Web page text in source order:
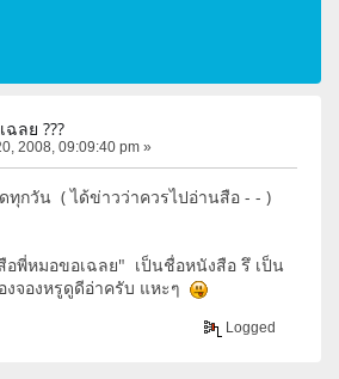
ลย ???
2008, 09:09:40 pm »
ทุกวัน ( ได้ข่าวว่าควรไปอ่านสือ - - )
พี่หมอขอเฉลย" เป็นชื่อหนังสือ รึ เป็น
จองหรูดูดีอ่าครับ แหะๆ
Logged